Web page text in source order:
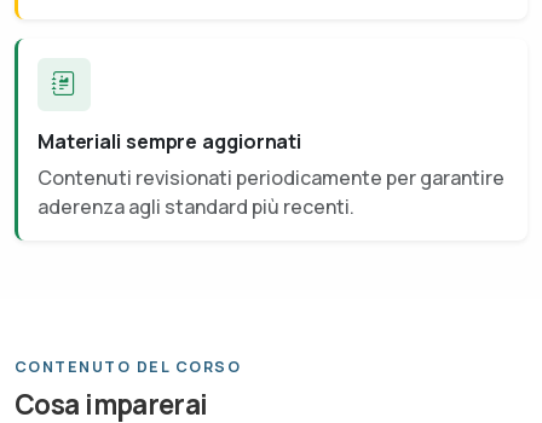
Materiali sempre aggiornati
Contenuti revisionati periodicamente per garantire
aderenza agli standard più recenti.
CONTENUTO DEL CORSO
Cosa imparerai